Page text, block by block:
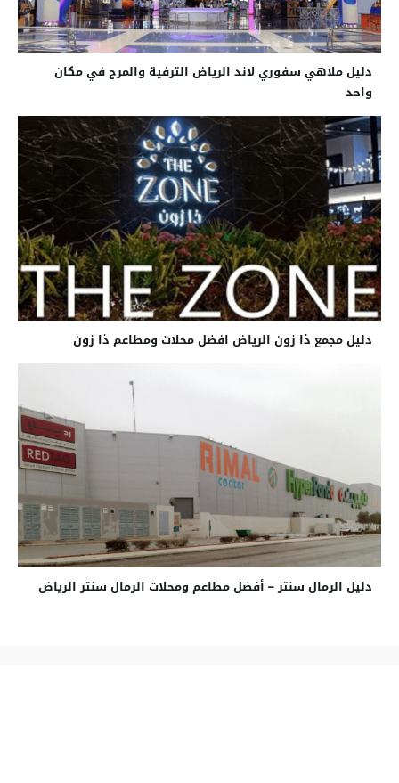
دليل ملاهي سفوري لاند الرياض الترفية والمرح في مكان
واحد
دليل مجمع ذا زون الرياض افضل محلات ومطاعم ذا زون
دليل الرمال سنتر – أفضل مطاعم ومحلات الرمال سنتر الرياض